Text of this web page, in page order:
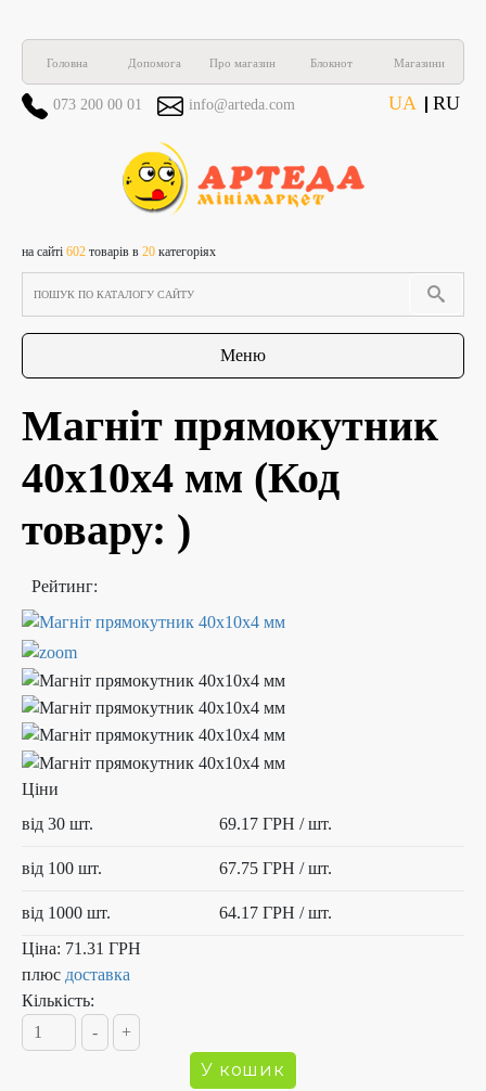
Головна Допомога Про магазин Блокнот Магазини
UA RU
073 200 00 01 info@arteda.com
на сайті 602 товарів в 20 категоріях
Меню
Магніт прямокутник
40х10х4 мм (Код
товару: )
Рейтинг:
Ціни
від 30 шт.
69.17 ГРН / шт.
від 100 шт. 67.75 ГРН / шт.
від 1000 шт. 64.17 ГРН / шт.
Ціна: 71.31 ГРН
плюс доставка
Кількість: